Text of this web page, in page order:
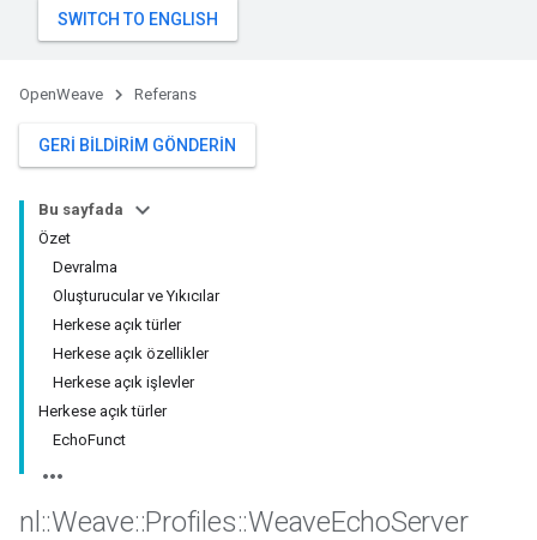
OpenWeave Referans
GERI BILDIRIM GÖNDERIN
Bu sayfada
Özet
Devralma
Oluşturucular ve Yıkıcılar
Herkese açık türler
Herkese açık özellikler
Herkese açık işlevler
Herkese açık türler
EchoFunct
nl ::Weave::Profiles::WeaveEchoServer